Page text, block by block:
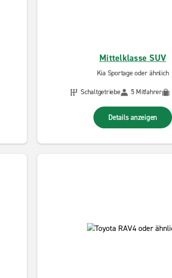
Mittelklasse SUV
Kia Sportage oder ähnlich
Schaltgetriebe
5 Mitfahrer
Details anzeigen